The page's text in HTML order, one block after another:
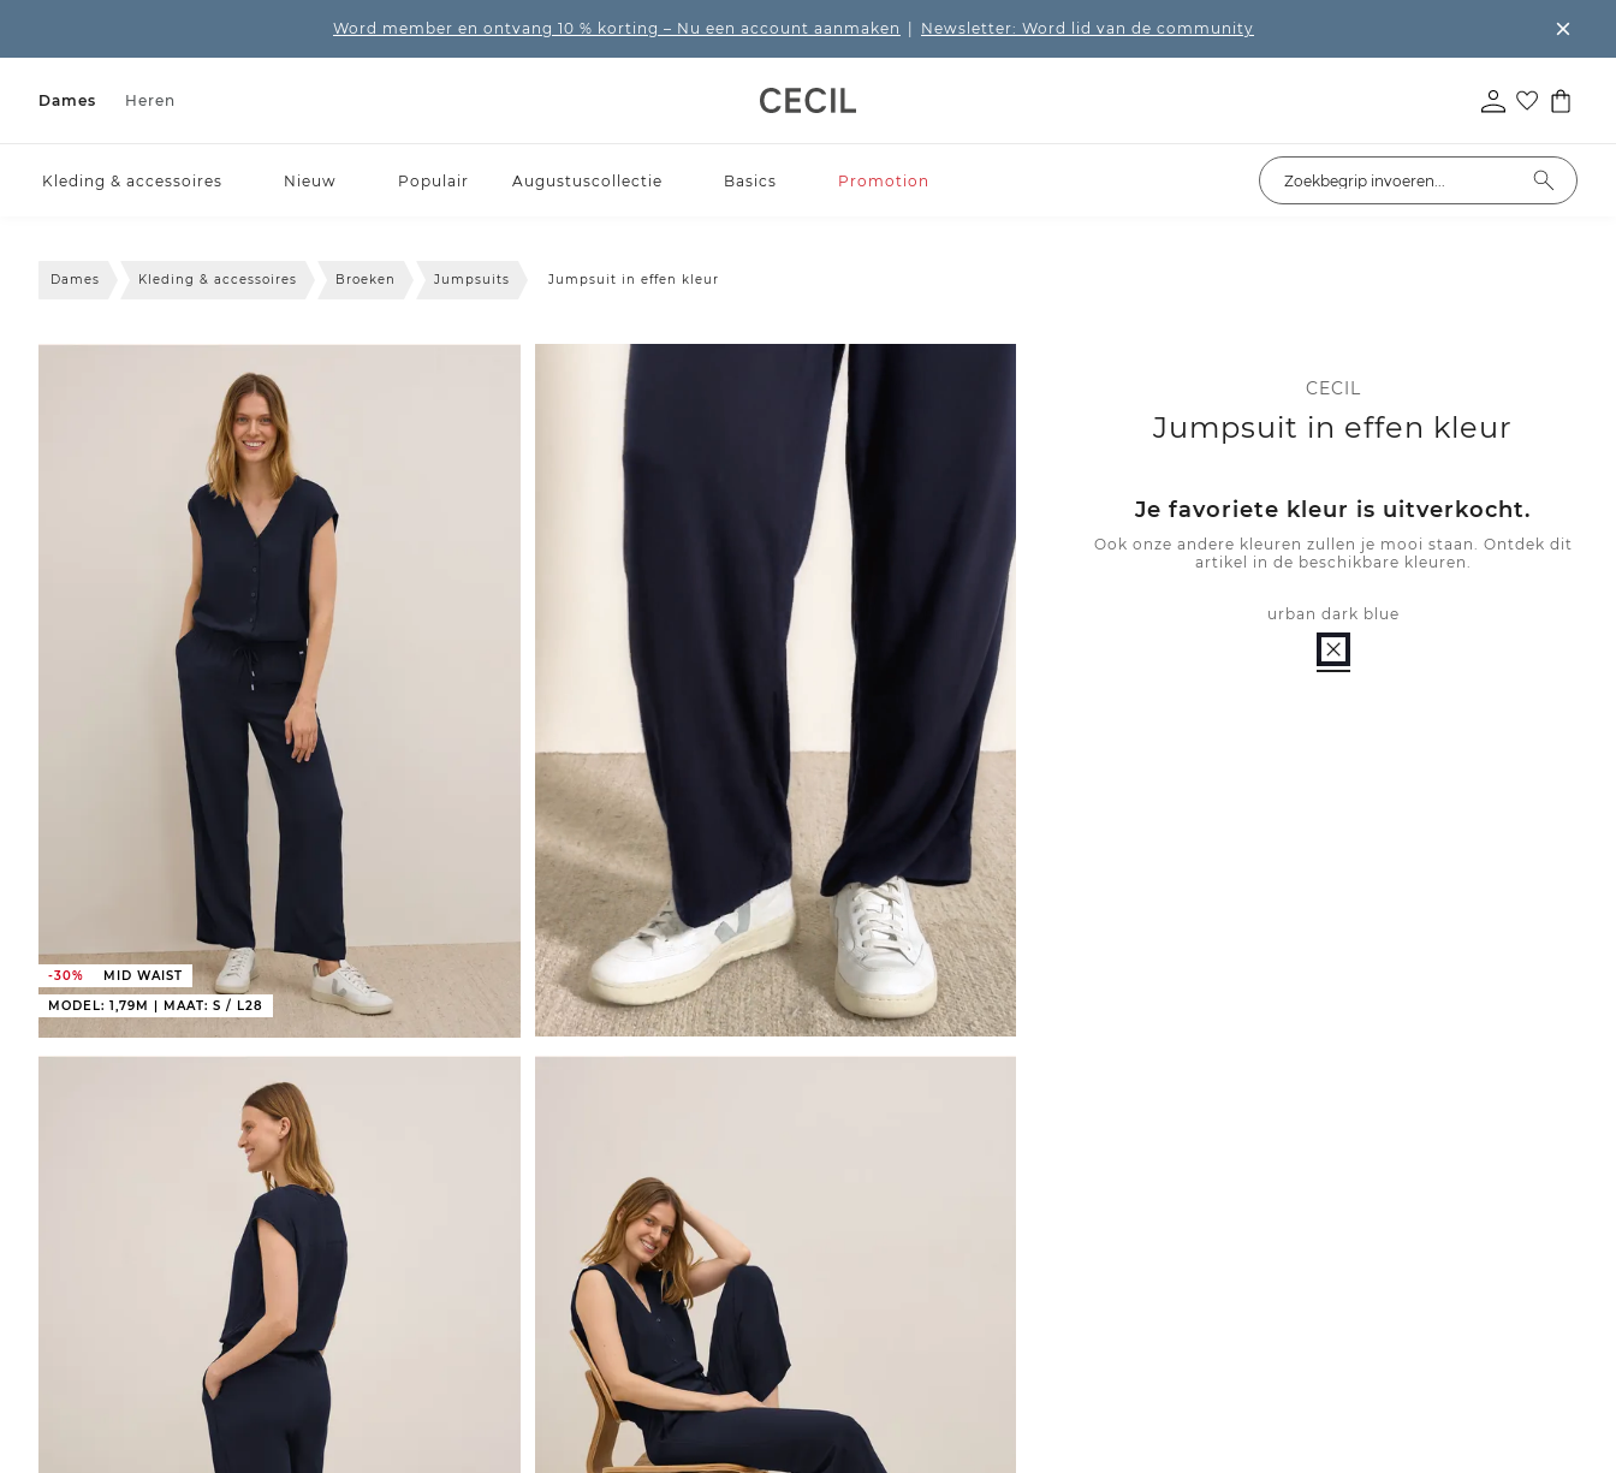
Word member en ontvang 10 % korting – Nu een account aanmaken Newsletter: Word lid van de community
Dames Heren
Kleding & accessoires Nieuw Populair Augustuscollectie Basics Promotion
Dames Kleding & accessoires Broeken Jumpsuits Jumpsuit in effen kleur
-30%
MID WAIST
MODEL: 1,79M | MAAT: S / L28
CECIL
Jumpsuit in effen kleur
Je favoriete kleur is uitverkocht.
Ook onze andere kleuren zullen je mooi staan. Ontdek dit
artikel in de beschikbare kleuren.
urban dark blue